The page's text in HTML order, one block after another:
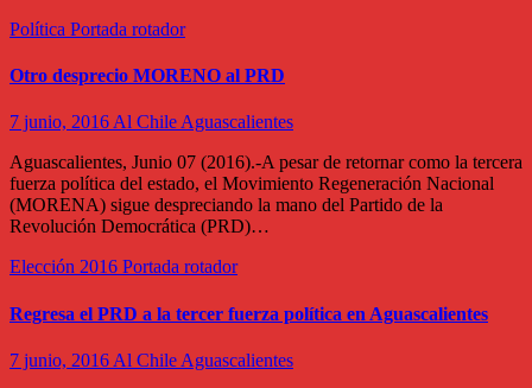
Política Portada rotador
Otro desprecio MORENO al PRD
7 junio, 2016 Al Chile Aguascalientes
Aguascalientes, Junio 07 (2016).-A pesar de retornar como la tercera
fuerza política del estado, el Movimiento Regeneración Nacional
(MORENA) sigue despreciando la mano del Partido de la
Revolución Democrática (PRD)…
Elección 2016 Portada rotador
Regresa el PRD a la tercer fuerza política en Aguascalientes
7 junio, 2016 Al Chile Aguascalientes